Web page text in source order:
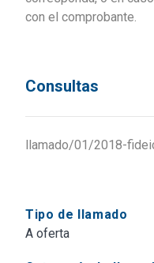
Tipo de llamado
A oferta
con el comprobante.
Consultas
llamado/01/2018-